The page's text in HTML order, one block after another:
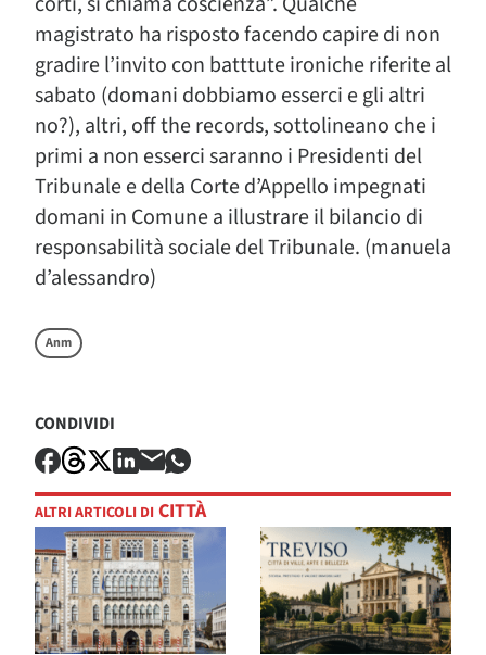
magistrato ha risposto facendo capire di non
gradire l’invito con batttute ironiche riferite al
sabato (domani dobbiamo esserci e gli altri
no?), altri, off the records, sottolineano che i
primi a non esserci saranno i Presidenti del
Tribunale e della Corte d’Appello impegnati
domani in Comune a illustrare il bilancio di
responsabilità sociale del Tribunale. (manuela
d’alessandro)
Anm
CONDIVIDI
ALTRI ARTICOLI DI CITTÀ